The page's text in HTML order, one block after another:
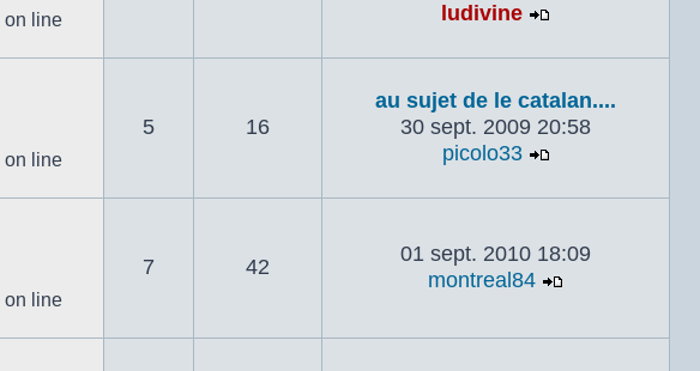
on line
ludivine
on line
5 16
au sujet de le catalan....
30 sept. 2009 20:58
picolo33
on line
7 42
01 sept. 2010 18:09
montreal84